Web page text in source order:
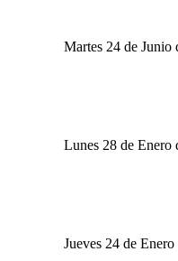
Martes 24 de Junio
Lunes 28 de Enero
Jueves 24 de